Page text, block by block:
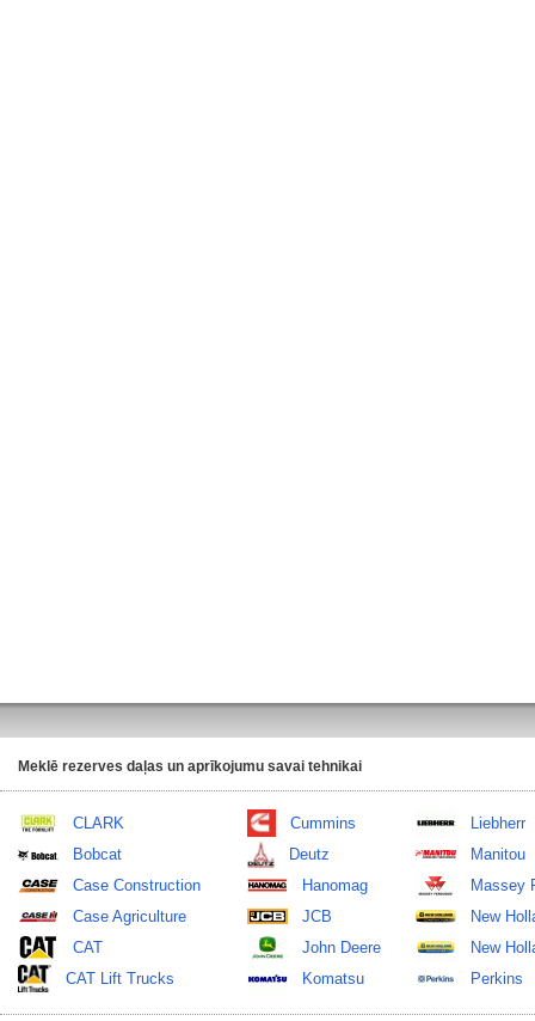
Meklē rezerves daļas un aprīkojumu savai tehnikai
CLARK
Bobcat
Case Construction
Case Agriculture
CAT
CAT Lift Trucks
Cummins
Deutz
Hanomag
JCB
John Deere
Komatsu
Liebherr
Manitou
Massey
New
New
Perkins